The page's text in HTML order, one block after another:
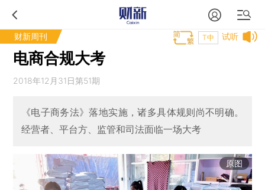
财新周刊 试听
T中
电商合规大考
2018年12月31日第51期
《电子商务法》落地实施，诸多具体规则尚不明确。
经营者、平台方、监管和司法面临一场大考
原图